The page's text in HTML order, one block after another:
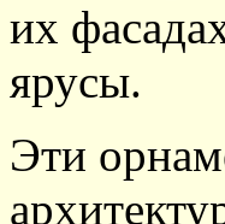
их
ярусы.
Эти